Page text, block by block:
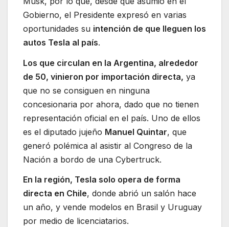
Gobierno, el Presidente expresó en varias
oportunidades su intención de que lleguen los
autos Tesla al país.
Los que circulan en la Argentina, alrededor
de 50, vinieron por importación directa, ya
que no se consiguen en ninguna
concesionaria por ahora, dado que no tienen
representación oficial en el país. Uno de ellos
es el diputado jujeño Manuel Quintar, que
generó polémica al asistir al Congreso de la
Nación a bordo de una Cybertruck.
En la región, Tesla solo opera de forma
directa en Chile, donde abrió un salón hace
un año, y vende modelos en Brasil y Uruguay
por medio de licenciatarios.